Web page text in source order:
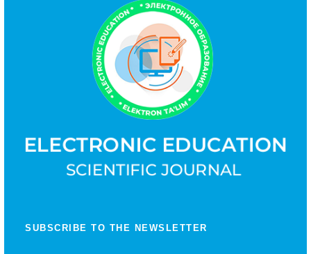
SUBSCRIBE TO THE NEWSLETTER